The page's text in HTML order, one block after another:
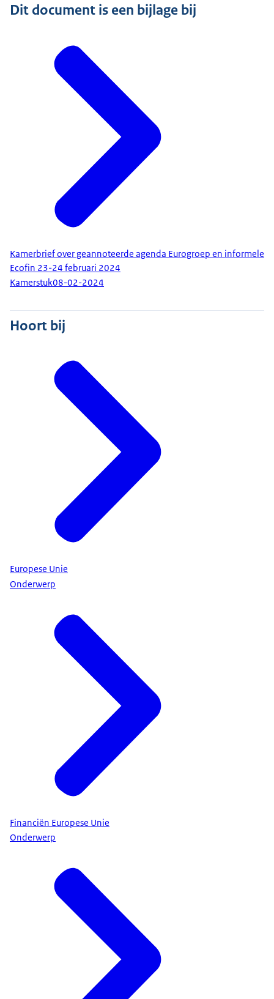
Dit document is een bijlage bij
Kamerbrief over geannoteerde agenda Eurogroep en informele
Ecofin 23-24 februari 2024
Kamerstuk08-02-2024
Hoort bij
Europese Unie
Onderwerp
Financiën Europese Unie
Onderwerp